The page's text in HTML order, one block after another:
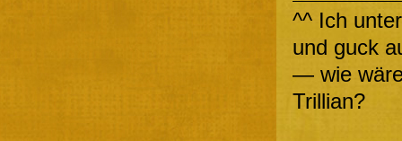
^^ Ich
und guck
— wie
Trillian?